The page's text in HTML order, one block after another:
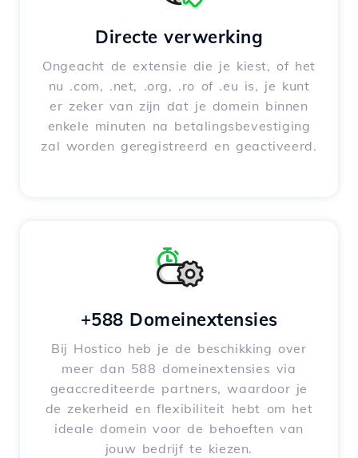
Directe verwerking
Ongeacht de extensie die je kiest, of het
nu .com, .net, .org, .ro of .eu is, je kunt
er zeker van zijn dat je domein binnen
enkele minuten na betalingsbevestiging
zal worden geregistreerd en geactiveerd.
+588 Domeinextensies
Bij Hostico heb je de beschikking over
meer dan 588 domeinextensies via
geaccrediteerde partners, waardoor je
de zekerheid en flexibiliteit hebt om het
ideale domein voor de behoeften van
jouw bedrijf te kiezen.